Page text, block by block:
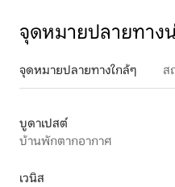
จุดหมายปลายทาง
จุดหมายปลายทางใกล้ๆ ส
บูดาเปสต์
บ้านพักตากอากาศ
เวนิส